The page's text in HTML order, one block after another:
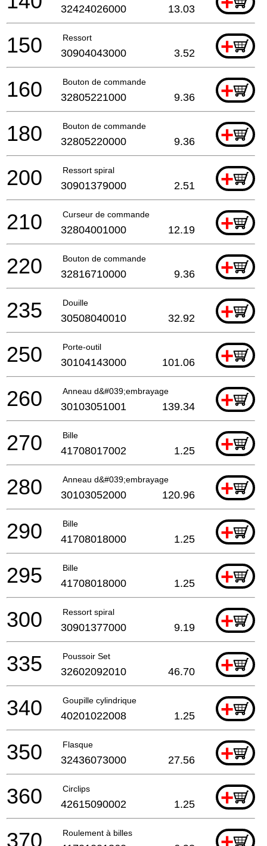
32424026000 13.03
Ressort +
150 30904043000 3.52
Bouton de commande +
160 32805221000 9.36
Bouton de commande +
180 32805220000 9.36
Ressort spiral +
200 30901379000 2.51
Curseur de commande +
210 32804001000 12.19
Bouton de commande +
220 32816710000 9.36
Douille +
235 30508040010 32.92
Porte-outil +
250 30104143000 101.06
Anneau d&#039;embrayage +
260 30103051001 139.34
Bille +
270 41708017002 1.25
Anneau d&#039;embrayage +
280 30103052000 120.96
Bille +
290 41708018000 1.25
Bille +
295 41708018000 1.25
Ressort spiral +
300 30901377000 9.19
Poussoir Set +
335 32602092010 46.70
Goupille cylindrique +
340 40201022008 1.25
Flasque +
350 32436073000 27.56
Circlips +
360 42615090002 1.25
Roulement à billes
370